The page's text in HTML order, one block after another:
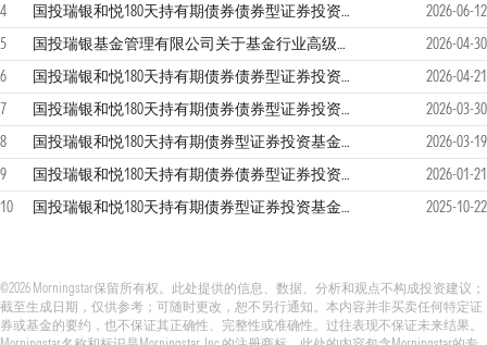
4
国投瑞银和悦180天持有期债券债券型证券投资基金招募说明书更新
2026-06-12
5
国投瑞银基金管理有限公司关于基金行业高级管理人员变更的公告
2026-04-30
6
国投瑞银和悦180天持有期债券债券型证券投资基金2026年第一季度报告
2026-04-21
7
国投瑞银和悦180天持有期债券债券型证券投资基金2025年年度报告
2026-03-30
8
国投瑞银和悦180天持有期债券型证券投资基金开放日常赎回、转换转出业务的公告
2026-03-19
9
国投瑞银和悦180天持有期债券债券型证券投资基金2025年第四季度报告
2026-01-21
10
国投瑞银和悦180天持有期债券型证券投资基金开放日常申购、转换转入、定期定额投资业务公告 2025-10-22
©2026 Morningstar保留所有权。此处提供的信息、数据、分析和观点不构成投资建议；
截至生成日期，仅供参考；可随时更改，恕不另行通知。本内容并非买卖任何特定证
券或基金的要约，也不保证其正确性、完整性或准确性。过往表现不保证未来结果。